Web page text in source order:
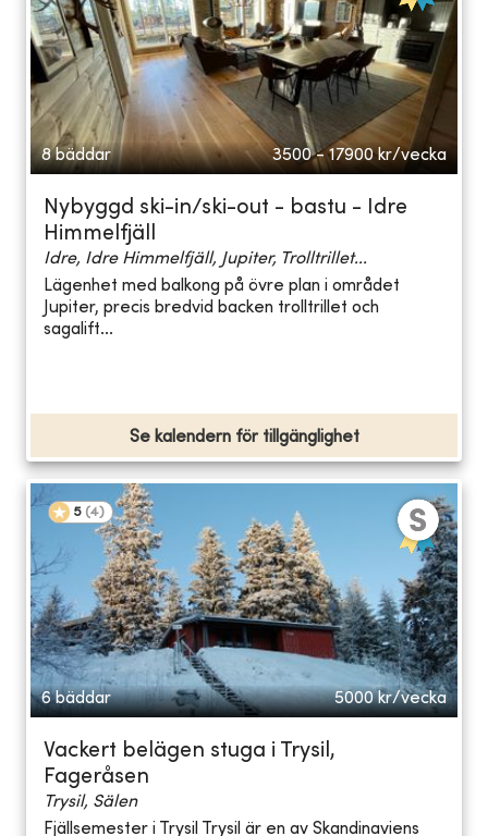
8 bäddar 3500 - 17900 kr/vecka
Nybyggd ski-in/ski-out - bastu - Idre
Himmelfjäll
Idre, Idre Himmelfjäll, Jupiter, Trolltrillet...
Lägenhet med balkong på övre plan i området
Jupiter, precis bredvid backen trolltrillet och
sagalift...
Se kalendern för tillgänglighet
5 (4)
6 bäddar 5000 kr/vecka
Vackert belägen stuga i Trysil,
Fageråsen
Trysil, Sälen
Fjällsemester i Trysil Trysil är en av Skandinaviens